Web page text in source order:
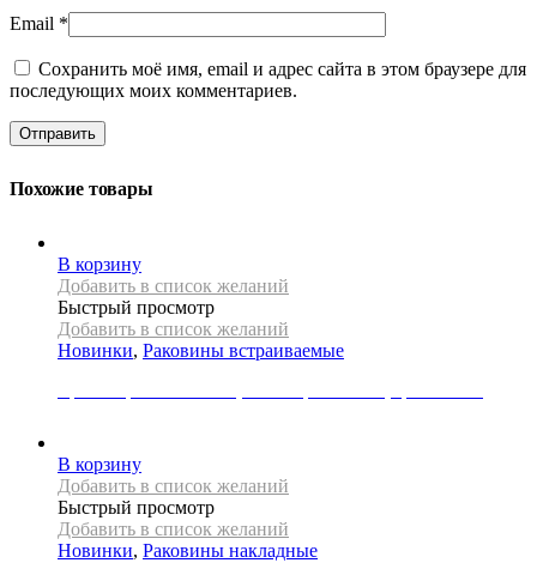
Email *
Сохранить моё имя, email и адрес сайта в этом браузере для
последующих моих комментариев.
Похожие товары
В корзину
Добавить в список желаний
Быстрый просмотр
Добавить в список желаний
Новинки, Раковины встраиваемые
В корзину
Добавить в список желаний
Быстрый просмотр
Добавить в список желаний
Новинки, Раковины накладные